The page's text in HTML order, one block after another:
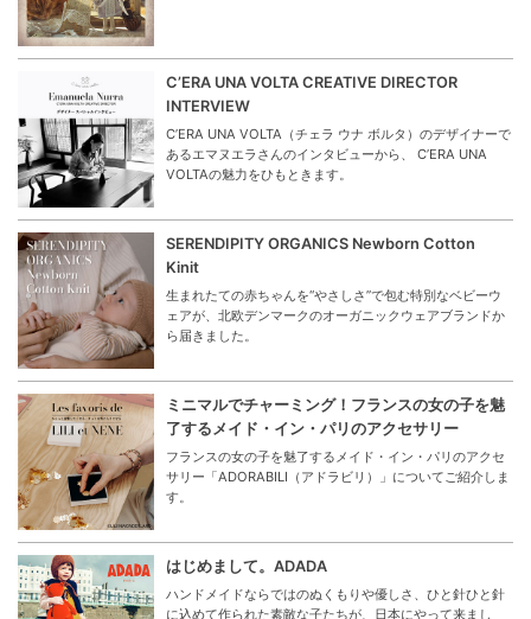
C’ERA UNA VOLTA CREATIVE DIRECTOR
INTERVIEW
C’ERA UNA VOLTA（チェラ ウナ ボルタ）のデザイナーで
あるエマヌエラさんのインタビューから、 C’ERA UNA
VOLTAの魅力をひもときます。
SERENDIPITY ORGANICS Newborn Cotton
Kinit
生まれたての赤ちゃんを“やさしさ”で包む特別なベビーウ
ェアが、北欧デンマークのオーガニックウェアブランドか
ら届きました。
ミニマルでチャーミング！フランスの女の子を魅
了するメイド・イン・パリのアクセサリー
フランスの女の子を魅了するメイド・イン・パリのアクセ
サリー「ADORABILI（アドラビリ）」についてご紹介しま
す。
はじめまして。ADADA
ハンドメイドならではのぬくもりや優しさ、ひと針ひと針
に込めて作られた素敵な子たちが、日本にやって来まし